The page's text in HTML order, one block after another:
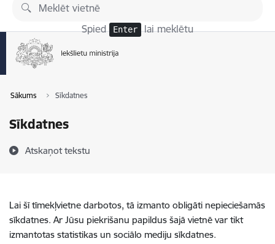
Pāriet uz lapas saturu
Spied Enter lai meklētu
Sākums Sīkdatnes
Sīkdatnes
Atskaņot tekstu
Lai šī tīmekļvietne darbotos, tā izmanto obligāti nepieciešamās
sīkdatnes. Ar Jūsu piekrišanu papildus šajā vietnē var tikt
izmantotas statistikas un sociālo mediju sīkdatnes.